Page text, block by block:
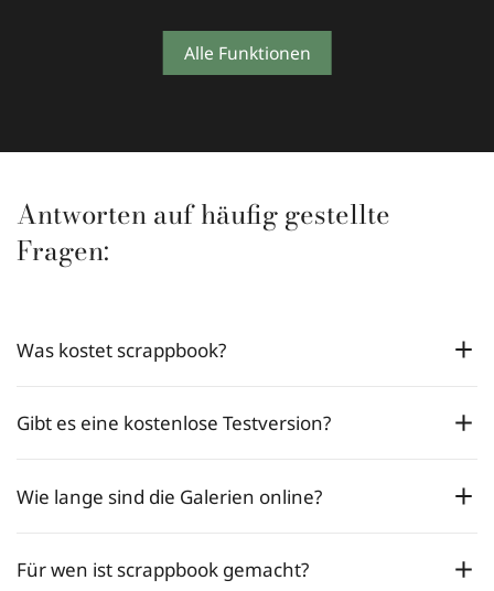
Alle Funktionen
Antworten auf häufig gestellte
Fragen:
Was kostet scrappbook?
Gibt es eine kostenlose Testversion?
Wie lange sind die Galerien online?
Für wen ist scrappbook gemacht?